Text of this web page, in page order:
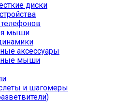
диски
мыши
аксессуары
мыши
и шагомеры